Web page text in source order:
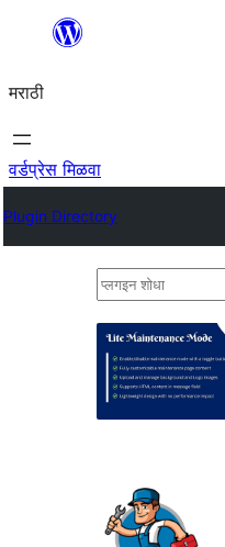
सामुग्रीवर
मराठी
वर्डप्रेस मिळवा
Plugin Directory
प्लगइन